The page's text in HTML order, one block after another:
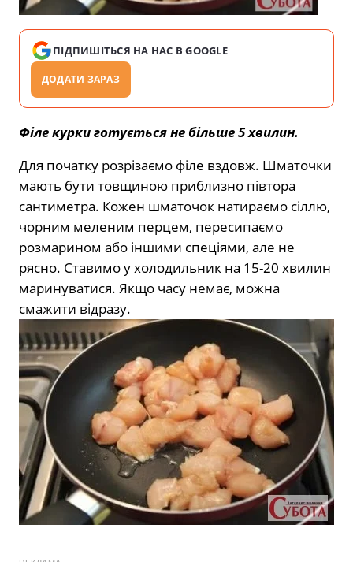
ПІДПИШІТЬСЯ НА НАС В GOOGLE
ДОДАТИ ЗАРАЗ
Філе курки готується не більше 5 хвилин.
Для початку розрізаємо філе вздовж. Шматочки
мають бути товщиною приблизно півтора
сантиметра. Кожен шматочок натираємо сіллю,
чорним меленим перцем, пересипаємо
розмарином або іншими спеціями, але не
рясно. Ставимо у холодильник на 15-20 хвилин
маринуватися. Якщо часу немає, можна
смажити відразу.